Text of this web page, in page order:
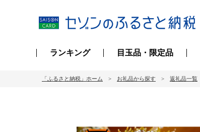
ランキング 目玉品・限定品
「ふるさと納税」ホーム お礼品から探す 返礼品一覧